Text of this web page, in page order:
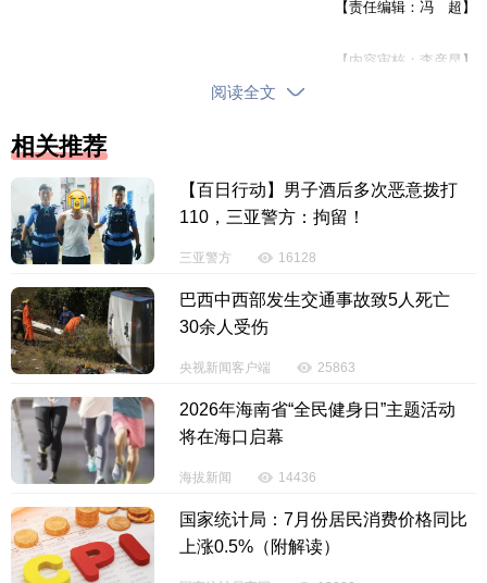
【责任编辑：冯 超】
【内容审核：李彦昆】
阅读全文
相关推荐
【百日行动】男子酒后多次恶意拨打
110，三亚警方：拘留！
三亚警方 16128
巴西中西部发生交通事故致5人死亡
30余人受伤
央视新闻客户端 25863
2026年海南省“全民健身日”主题活动
将在海口启幕
海拔新闻 14436
国家统计局：7月份居民消费价格同比
上涨0.5%（附解读）